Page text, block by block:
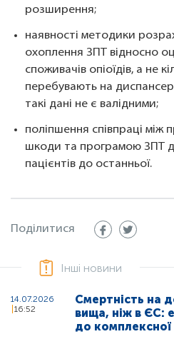
розширення;
наявності методики
охоплення ЗПТ відносно
споживачів опіоїдів, а не
перебувають на
такі дані не є валідними;
поліпшення співпраці
шкоди та програмою ЗПТ
пацієнтів до останньої.
Поділитися
Інші новини
14.07.2026
16:52
Смертність на
вища, ніж в ЄС:
до